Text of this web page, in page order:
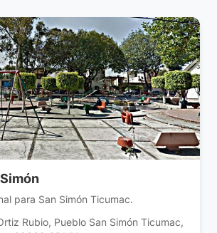
para San Simón Ticumac.
Rubio, Pueblo San Simón Ticumac,